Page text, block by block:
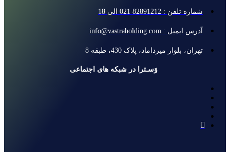
شماره تلفن : 82891212 021 الی 18
آدرس ایمیل : info@vastraholding.com
تهران، بلوار میرداماد، پلاک 430، طبقه 8
وَسـترا در شبکه های اجتماعی